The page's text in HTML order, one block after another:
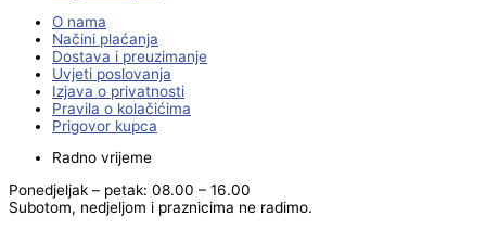
O nama
Načini plaćanja
Dostava i preuzimanje
Uvjeti poslovanja
Izjava o privatnosti
Pravila o kolačićima
Prigovor kupca
Radno vrijeme
Ponedjeljak – petak: 08.00 – 16.00
Subotom, nedjeljom i praznicima ne radimo.